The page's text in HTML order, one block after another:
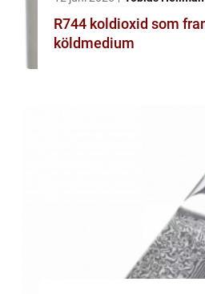
R744 koldioxid som framtidens
köldmedium